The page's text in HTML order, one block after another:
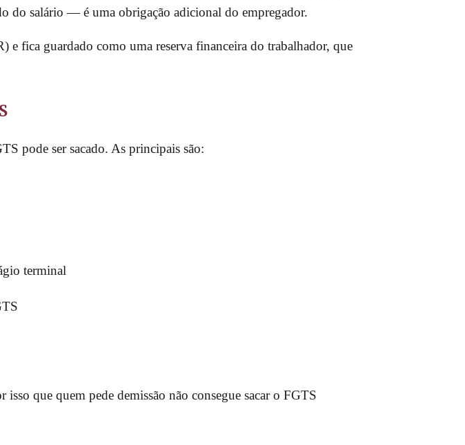
do salário — é uma obrigação adicional do empregador.
fica guardado como uma reserva financeira do trabalhador, que
pode ser sacado. As principais são:
terminal
que quem pede demissão não consegue sacar o FGTS